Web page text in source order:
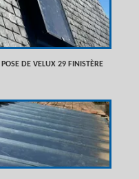
POSE DE VELUX 29 FINISTÈRE